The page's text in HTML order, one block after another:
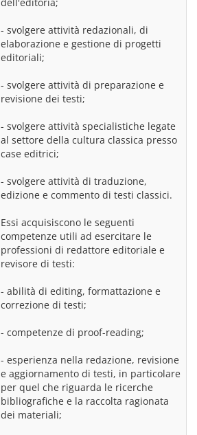
- svolgere attività redazionali, di
elaborazione e gestione di progetti
editoriali;
- svolgere attività di preparazione e
revisione dei testi;
- svolgere attività specialistiche legate
al settore della cultura classica presso
case editrici;
- svolgere attività di traduzione,
edizione e commento di testi classici.
Essi acquisiscono le seguenti
competenze utili ad esercitare le
professioni di redattore editoriale e
revisore di testi:
- abilità di editing, formattazione e
correzione di testi;
- competenze di proof-reading;
- esperienza nella redazione, revisione
e aggiornamento di testi, in particolare
per quel che riguarda le ricerche
bibliografiche e la raccolta ragionata
dei materiali;